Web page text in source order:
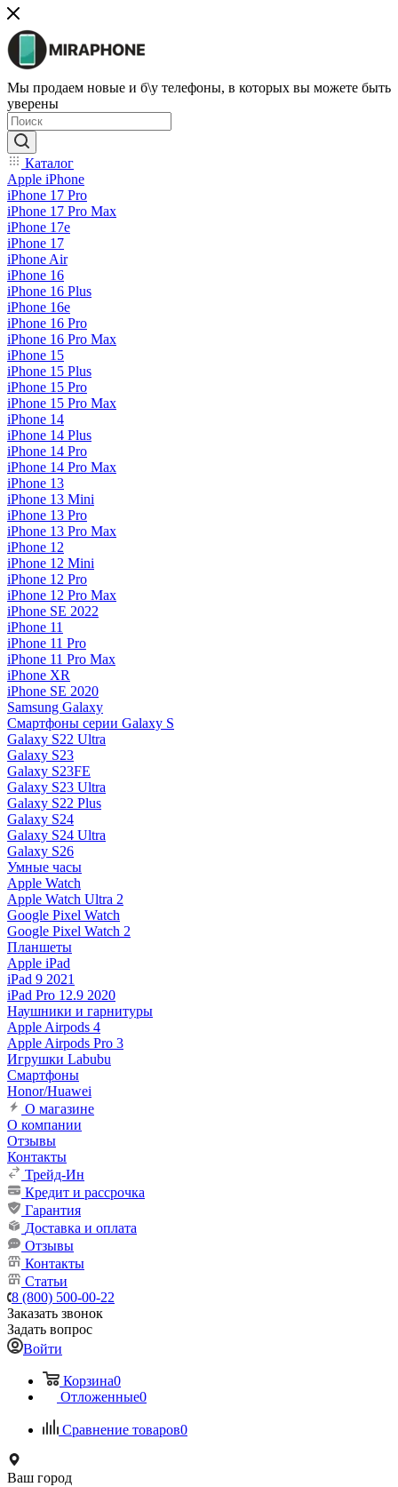
Мы продаем новые и б\у телефоны, в которых вы можете быть
уверены
Каталог
Apple iPhone
iPhone 17 Pro
iPhone 17 Pro Max
iPhone 17e
iPhone 17
iPhone Air
iPhone 16
iPhone 16 Plus
iPhone 16e
iPhone 16 Pro
iPhone 16 Pro Max
iPhone 15
iPhone 15 Plus
iPhone 15 Pro
iPhone 15 Pro Max
iPhone 14
iPhone 14 Plus
iPhone 14 Pro
iPhone 14 Pro Max
iPhone 13
iPhone 13 Mini
iPhone 13 Pro
iPhone 13 Pro Max
iPhone 12
iPhone 12 Mini
iPhone 12 Pro
iPhone 12 Pro Max
iPhone SE 2022
iPhone 11
iPhone 11 Pro
iPhone 11 Pro Max
iPhone XR
iPhone SE 2020
Samsung Galaxy
Смартфоны серии Galaxy S
Galaxy S22 Ultra
Galaxy S23
Galaxy S23FE
Galaxy S23 Ultra
Galaxy S22 Plus
Galaxy S24
Galaxy S24 Ultra
Galaxy S26
Умные часы
Apple Watch
Apple Watch Ultra 2
Google Pixel Watch
Google Pixel Watch 2
Планшеты
Apple iPad
iPad 9 2021
iPad Pro 12.9 2020
Наушники и гарнитуры
Apple Airpods 4
Apple Airpods Pro 3
Игрушки Labubu
Смартфоны
Honor/Huawei
О магазине
О компании
Отзывы
Контакты
Трейд-Ин
Кредит и рассрочка
Гарантия
Доставка и оплата
Отзывы
Контакты
Статьи
8 (800) 500-00-22
Заказать звонок
Задать вопрос
Войти
Корзина0
Отложенные0
Сравнение товаров0
Ваш город